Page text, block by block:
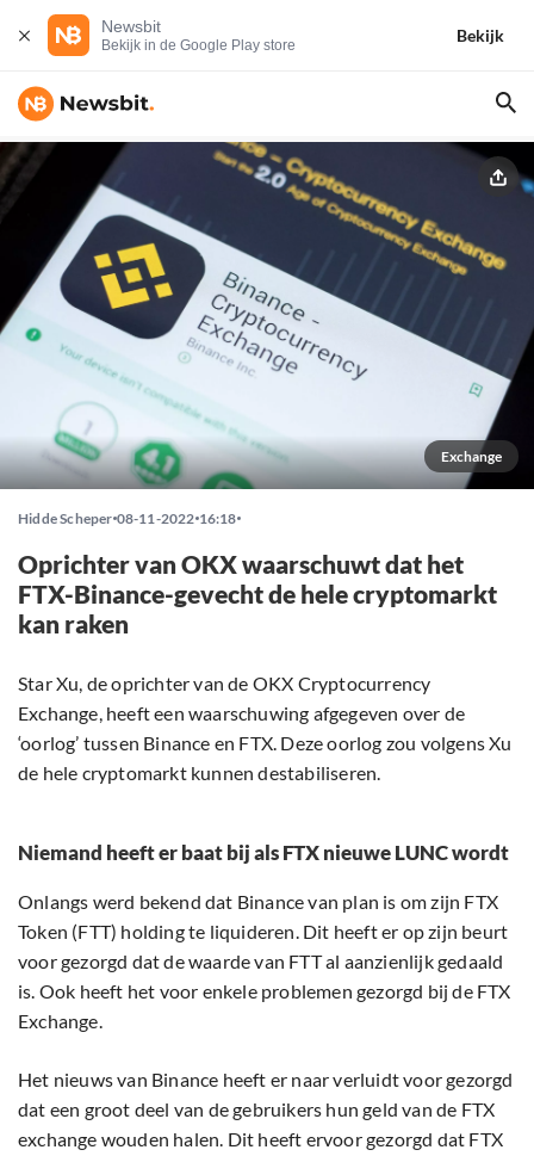
Newsbit
Bekijk in de Google Play store
Bekijk
Exchange
Hidde Scheper 08-11-2022 16:18
Oprichter van OKX waarschuwt dat het
FTX-Binance-gevecht de hele cryptomarkt
kan raken
Star Xu, de oprichter van de OKX Cryptocurrency
Exchange, heeft een waarschuwing afgegeven over de
‘oorlog’ tussen Binance en FTX. Deze oorlog zou volgens Xu
de hele cryptomarkt kunnen destabiliseren.
Niemand heeft er baat bij als FTX nieuwe LUNC wordt
Onlangs werd bekend dat Binance van plan is om zijn FTX
Token (FTT) holding te liquideren. Dit heeft er op zijn beurt
voor gezorgd dat de waarde van FTT al aanzienlijk gedaald
is. Ook heeft het voor enkele problemen gezorgd bij de FTX
Exchange.
Het nieuws van Binance heeft er naar verluidt voor gezorgd
dat een groot deel van de gebruikers hun geld van de FTX
exchange wouden halen. Dit heeft ervoor gezorgd dat FTX